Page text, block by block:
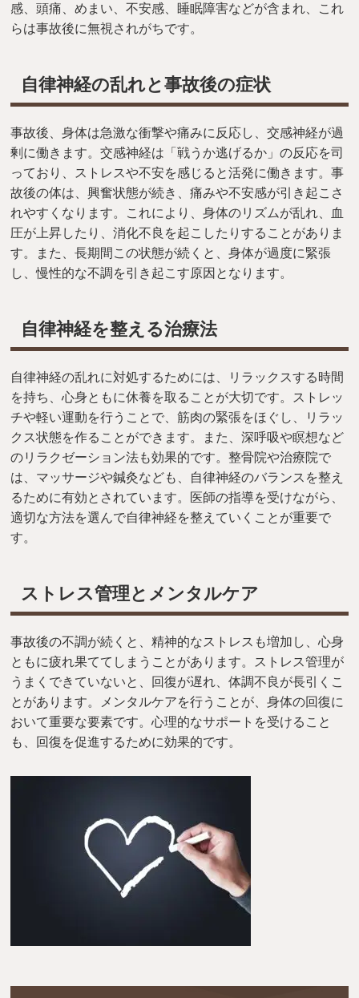
感、頭痛、めまい、不安感、睡眠障害などが含まれ、これ
らは事故後に無視されがちです。
自律神経の乱れと事故後の症状
事故後、身体は急激な衝撃や痛みに反応し、交感神経が過
剰に働きます。交感神経は「戦うか逃げるか」の反応を司
っており、ストレスや不安を感じると活発に働きます。事
故後の体は、興奮状態が続き、痛みや不安感が引き起こさ
れやすくなります。これにより、身体のリズムが乱れ、血
圧が上昇したり、消化不良を起こしたりすることがありま
す。また、長期間この状態が続くと、身体が過度に緊張
し、慢性的な不調を引き起こす原因となります。
自律神経を整える治療法
自律神経の乱れに対処するためには、リラックスする時間
を持ち、心身ともに休養を取ることが大切です。ストレッ
チや軽い運動を行うことで、筋肉の緊張をほぐし、リラッ
クス状態を作ることができます。また、深呼吸や瞑想など
のリラクゼーション法も効果的です。整骨院や治療院で
は、マッサージや鍼灸なども、自律神経のバランスを整え
るために有効とされています。医師の指導を受けながら、
適切な方法を選んで自律神経を整えていくことが重要で
す。
ストレス管理とメンタルケア
事故後の不調が続くと、精神的なストレスも増加し、心身
ともに疲れ果ててしまうことがあります。ストレス管理が
うまくできていないと、回復が遅れ、体調不良が長引くこ
とがあります。メンタルケアを行うことが、身体の回復に
おいて重要な要素です。心理的なサポートを受けること
も、回復を促進するために効果的です。